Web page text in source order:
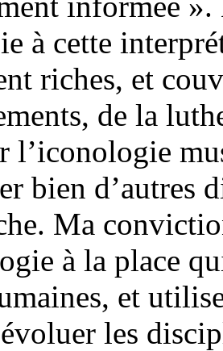
à cette
riches, et
de la
l’iconologie
bien
Ma
à la place
et
les